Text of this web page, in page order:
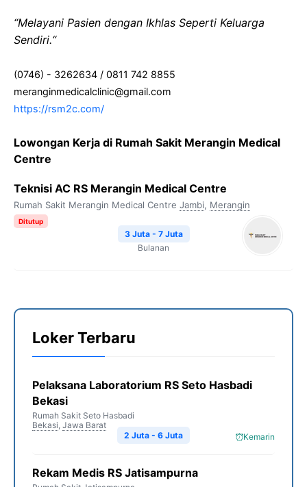
“Melayani Pasien dengan Ikhlas Seperti Keluarga
Sendiri.“
(0746) - 3262634 / 0811 742 8855
meranginmedicalclinic@gmail.com
https://rsm2c.com/
Lowongan Kerja di Rumah Sakit Merangin Medical
Centre
Teknisi AC RS Merangin Medical Centre
Rumah Sakit Merangin Medical Centre Jambi, Merangin
Ditutup
3 Juta - 7 Juta
Bulanan
Loker Terbaru
Pelaksana Laboratorium RS Seto Hasbadi
Bekasi
Rumah Sakit Seto Hasbadi
Bekasi, Jawa Barat
Kemarin
2 Juta - 6 Juta
Rekam Medis RS Jatisampurna